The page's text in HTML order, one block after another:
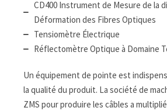
CD400 Instrument de Mesure de la
Déformation des Fibres Optiques
Tensiomètre Électrique
Réflectomètre Optique à Domaine
Un équipement de pointe est
la qualité du produit. La société de
ZMS pour produire les câbles a